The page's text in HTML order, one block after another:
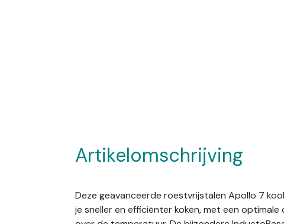
Artikelomschrijving
Deze geavanceerde roestvrijstalen Apollo 7
je sneller en efficiënter koken, met een optimale